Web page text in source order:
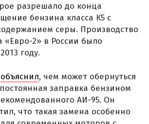
разрешало до конца
бензина класса К5 с
серы. Производство
«Евро-2» в России было
году.
объяснил, чем может обернуться
заправка бензином
АИ-95. Он
что такая замена особенно